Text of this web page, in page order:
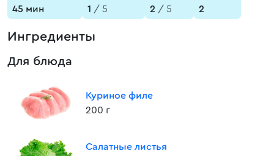
45 мин
1 / 5
2 / 5
2
Ингредиенты
Для блюда
Куриное филе
200 г
Салатные листья